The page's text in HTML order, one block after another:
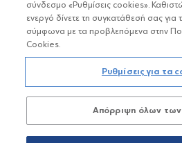
Αποστολή Βιογραφικών
Copyright ©
Προστασία
Όροι
σύνδεσμο «Ρυθμίσεις cookies».
ενεργό δίνετε τη συγκατάθεσή σας για
σύμφωνα με τα προβλεπόμενα στην
Cookies.
Ρυθμίσεις για τα
Απόρριψη όλων